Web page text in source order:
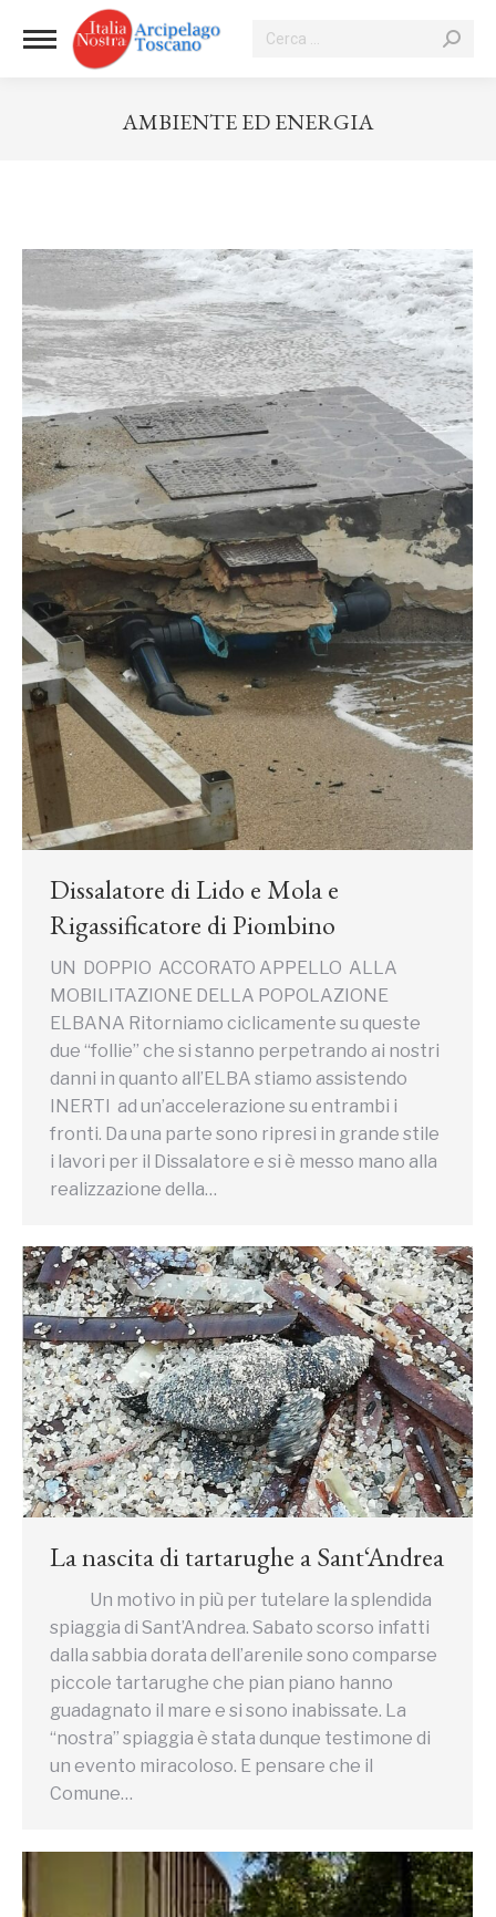
Cerca:
AMBIENTE ED ENERGIA
Dissalatore di Lido e Mola e
Rigassificatore di Piombino
UN DOPPIO ACCORATO APPELLO ALLA
MOBILITAZIONE DELLA POPOLAZIONE
ELBANA Ritorniamo ciclicamente su queste
due “follie” che si stanno perpetrando ai nostri
danni in quanto all’ELBA stiamo assistendo
INERTI ad un’accelerazione su entrambi i
fronti. Da una parte sono ripresi in grande stile
i lavori per il Dissalatore e si è messo mano alla
realizzazione della…
La nascita di tartarughe a Sant‘Andrea
Un motivo in più per tutelare la splendida
spiaggia di Sant’Andrea. Sabato scorso infatti
dalla sabbia dorata dell’arenile sono comparse
piccole tartarughe che pian piano hanno
guadagnato il mare e si sono inabissate. La
“nostra” spiaggia è stata dunque testimone di
un evento miracoloso. E pensare che il
Comune…